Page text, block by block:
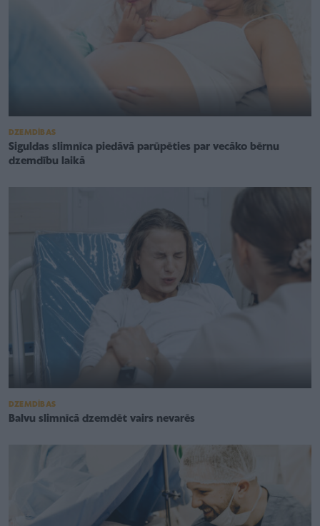
DZEMDĪBAS
Siguldas slimnīca piedāvā parūpēties par vecāko bērnu
dzemdību laikā
DZEMDĪBAS
Balvu slimnīcā dzemdēt vairs nevarēs